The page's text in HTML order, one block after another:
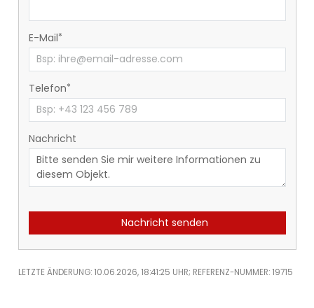
E-Mail
Telefon
Nachricht
Nachricht senden
LETZTE ÄNDERUNG: 10.06.2026, 18:41:25 UHR; REFERENZ-NUMMER: 19715